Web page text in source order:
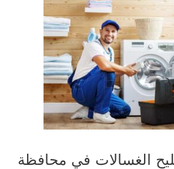
الغسالات في محافظة